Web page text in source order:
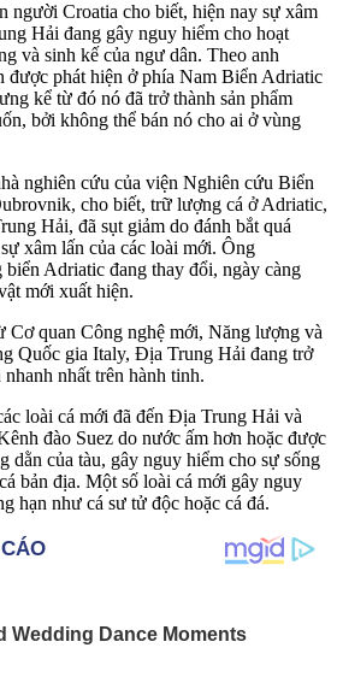
người Croatia cho biết, hiện nay sự xâ‌m
Hải đang gây nguy hiểm cho hoạt
và sinh kế của ngư dân. Theo anh
được phát hiện ở phía Nam Biển Adriatic
kể từ đó nó đã trở thành sản phẩm
bởi không thể bán nó cho ai ở vùng
nghiên cứu của viện Nghiên cứu Biển
cho biết, trữ lượng cá ở Adriatic,
Hải, đã sụt giảm do đánh bắt quá
xâ‌m lấ‌n của các loài mới. Ông
Adriatic đang thay đổi, ngày càng
mới xuất hiện.
Cơ quan Công nghệ mới, Năng lượng và
Quốc gia Italy, Địa Trung Hải đang trở
nhất trên hành tinh.
loài cá mới đã đến Địa Trung Hải và
đào Suez do nước ấm hơn hoặc được
dằn của tàu, gây nguy hiểm cho sự sống
bản địa. Một số loài cá mới gây nguy
hạn như cá sư tử độc hoặc cá đá.